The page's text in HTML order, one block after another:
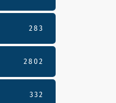
283
2802
332